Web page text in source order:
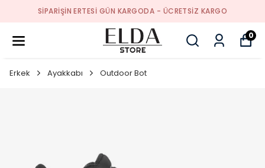
SIPARIŞIN ERTESI GÜN KARGODA - ÜCRETSIZ KARGO
0
Erkek Ayakkabı Outdoor Bot